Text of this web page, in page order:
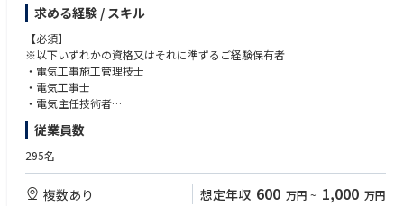
施工実績例>▲66KV GIS 特高変電所設備▲ゴミ焼却場 電気設備▲本四連
絡橋（大鳴門橋） 電気照明設備▲自家発電設備▲病院 電気設備▲恵比
寿ガーデンプレイス 電気設備
求める経験 / スキル
【必須】
※以下いずれかの資格又はそれに準ずるご経験保有者
・電気工事施工管理技士
・電気工事士
・電気主任技術者
【海外駐在希望者必須】
日常会話レベルの英語力（海外赴任時に日常生活が対応できるレベル）
従業員数
295名
複数あり 想定年収 600 万円 ~ 1,000 万円